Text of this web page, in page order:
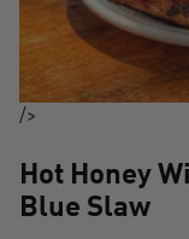
/>
Hot Honey
Blue Slaw